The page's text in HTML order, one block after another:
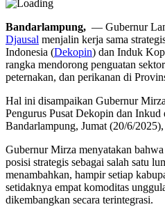
Bandarlampung, — Gubernur
Djausal menjalin kerja sama
Indonesia (Dekopin) dan Induk
rangka mendorong penguatan
peternakan, dan perikanan di
Hal ini disampaikan Gubernur
Pengurus Pusat Dekopin dan
Bandarlampung, Jumat (20/6/
Gubernur Mirza menyatakan
posisi strategis sebagai salah satu
menambahkan, hampir setiap
setidaknya empat komoditas
dikembangkan secara terintegrasi.